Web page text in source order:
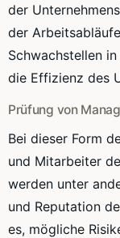
der
der
Schwachstellen
die Effizienz des
Prüfung von
Bei dieser Form
und Mitarbeiter
werden unter
und Reputation
es, mögliche